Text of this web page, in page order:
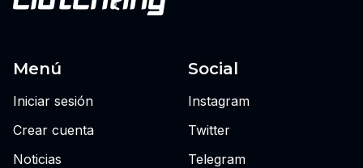
Menú
Iniciar sesión
Crear cuenta
Noticias
Social
Instagram
Twitter
Telegram